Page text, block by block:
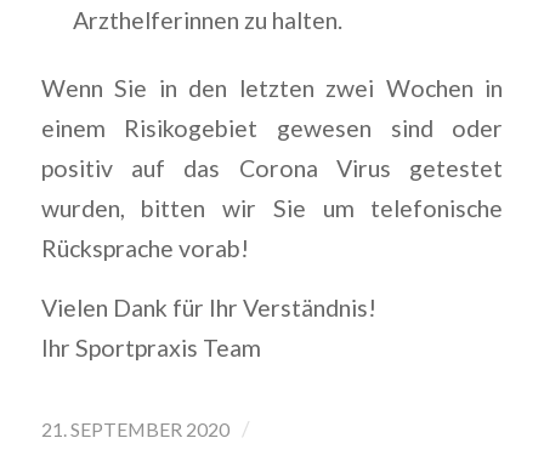
Arzthelferinnen zu halten.
Wenn Sie in den letzten zwei Wochen in
einem Risikogebiet gewesen sind oder
positiv auf das Corona Virus getestet
wurden, bitten wir Sie um telefonische
Rücksprache vorab!
Vielen Dank für Ihr Verständnis!
Ihr Sportpraxis Team
21. SEPTEMBER 2020 /